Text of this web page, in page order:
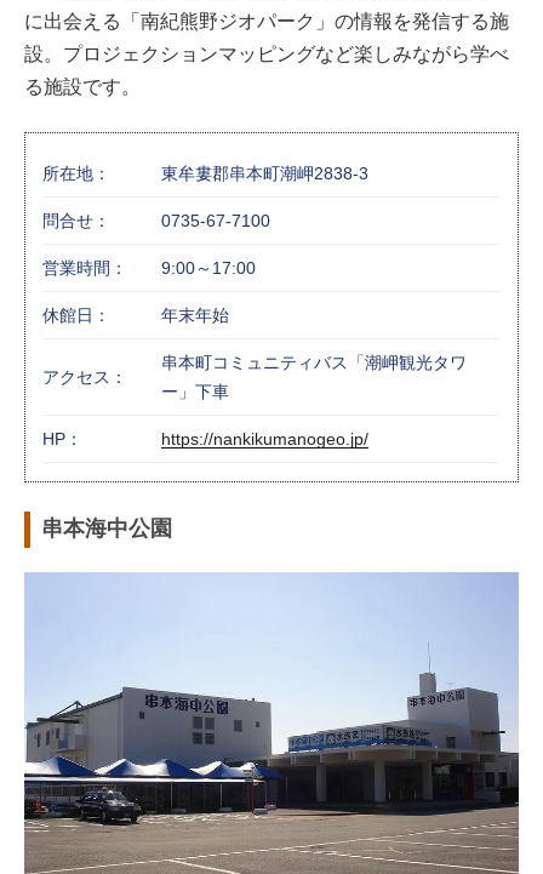
に出会える「南紀熊野ジオパーク」の情報を発信する施
設。プロジェクションマッピングなど楽しみながら学べ
る施設です。
所在地： 東牟婁郡串本町潮岬2838-3
問合せ： 0735-67-7100
営業時間： 9:00～17:00
休館日： 年末年始
アクセス：
串本町コミュニティバス「潮岬観光タワ
ー」下車
HP： https://nankikumanogeo.jp/
串本海中公園